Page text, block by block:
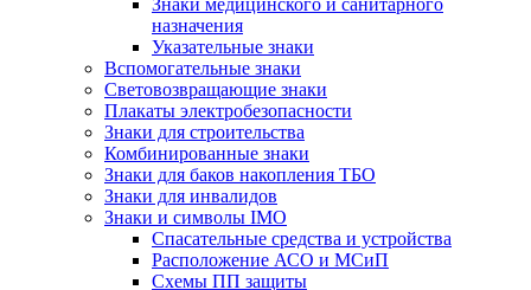
Знаки медицинского и санитарного
назначения
Указательные знаки
Вспомогательные знаки
Световозвращающие знаки
Плакаты электробезопасности
Знаки для строительства
Комбинированные знаки
Знаки для баков накопления ТБО
Знаки для инвалидов
Знаки и символы IMO
Спасательные средства и устройства
Расположение АСО и МСиП
Схемы ПП защиты